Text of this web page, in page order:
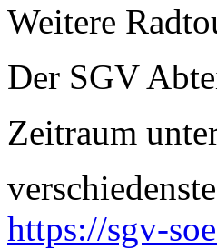
Weitere
Der SGV
Zeitraum
https://sgv-